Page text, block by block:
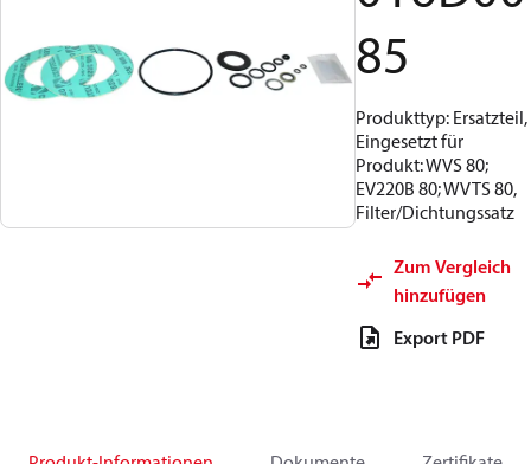
85
Produkttyp: Ersatzteil,
Eingesetzt für
Produkt: WVS 80;
EV220B 80; WVTS 80,
Filter/Dichtungssatz
Zum Vergleich
hinzufügen
Export PDF